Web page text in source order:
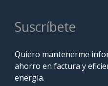
Suscríbete
Quiero mantenerme
ahorro en factura y
energía.